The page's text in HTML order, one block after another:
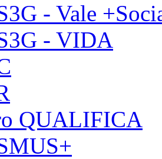
- Vale
- VIDA
QUALIFICA